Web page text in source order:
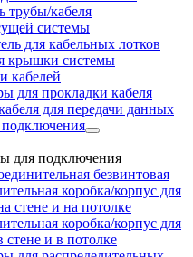
трубы/кабеля
системы
для кабельных лотков
крышки системы
кабелей
для прокладки кабеля
для передачи данных
для подключения
безвинтовая
коробка/корпус для
стене и на потолке
коробка/корпус для
стене и в потолке